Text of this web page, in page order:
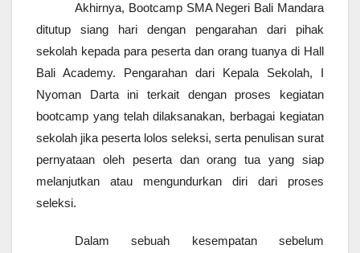
Akhirnya, Bootcamp SMA Negeri Bali Mandara
ditutup siang hari dengan pengarahan dari pihak
sekolah kepada para peserta dan orang tuanya di Hall
Bali Academy. Pengarahan dari Kepala Sekolah, I
Nyoman Darta ini terkait dengan proses kegiatan
bootcamp yang telah dilaksanakan, berbagai kegiatan
sekolah jika peserta lolos seleksi, serta penulisan surat
pernyataan oleh peserta dan orang tua yang siap
melanjutkan atau mengundurkan diri dari proses
seleksi.
Dalam sebuah kesempatan sebelum